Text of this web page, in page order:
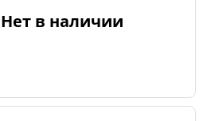
Нет в наличии